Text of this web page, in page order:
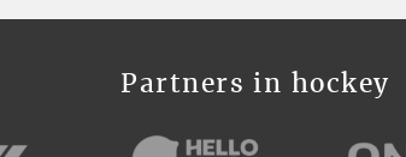
Partners in hockey